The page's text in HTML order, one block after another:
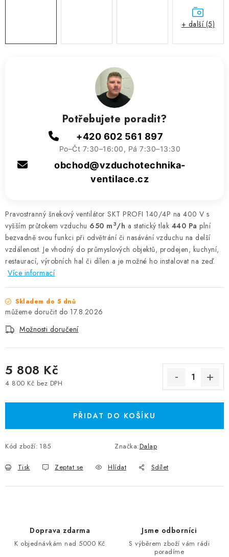
Pravostranný šnekový ventilátor SKT PROFI 140/4P na 400 V s
vyšším průtokem vzduchu 650 m 3/h a statický tlak 440 Pa plní
bezvadně svou funkci při odvětrání či nasávání vzduchu na delší
vzdálenost. Je vhodný do průmyslových objektů, prodejen, kuchyní,
restaurací, výrobních hal či dílen a je možné ho instalovat na zeď.
Více informací
Skladem do 5 dnů
17.8.2026
Možnosti doručení
5 808 Kč
4 800 Kč bez DPH
PŘIDAT DO KOŠÍKU
Kód zboží: 185 Značka:Dalap
Tisk Zeptat se Hlídat Sdílet
+ další (5)
Potřebujete poradit?
+420 602 561 897
Po–Čt 7:30–16:00, Pá 7:30–13:30
obchod@vzduchotechnika-
ventilace.cz
Doprava zdarma
K objednávkám nad 5000 Kč
Jsme odborníci
S výběrem zboží vám rádi
poradíme